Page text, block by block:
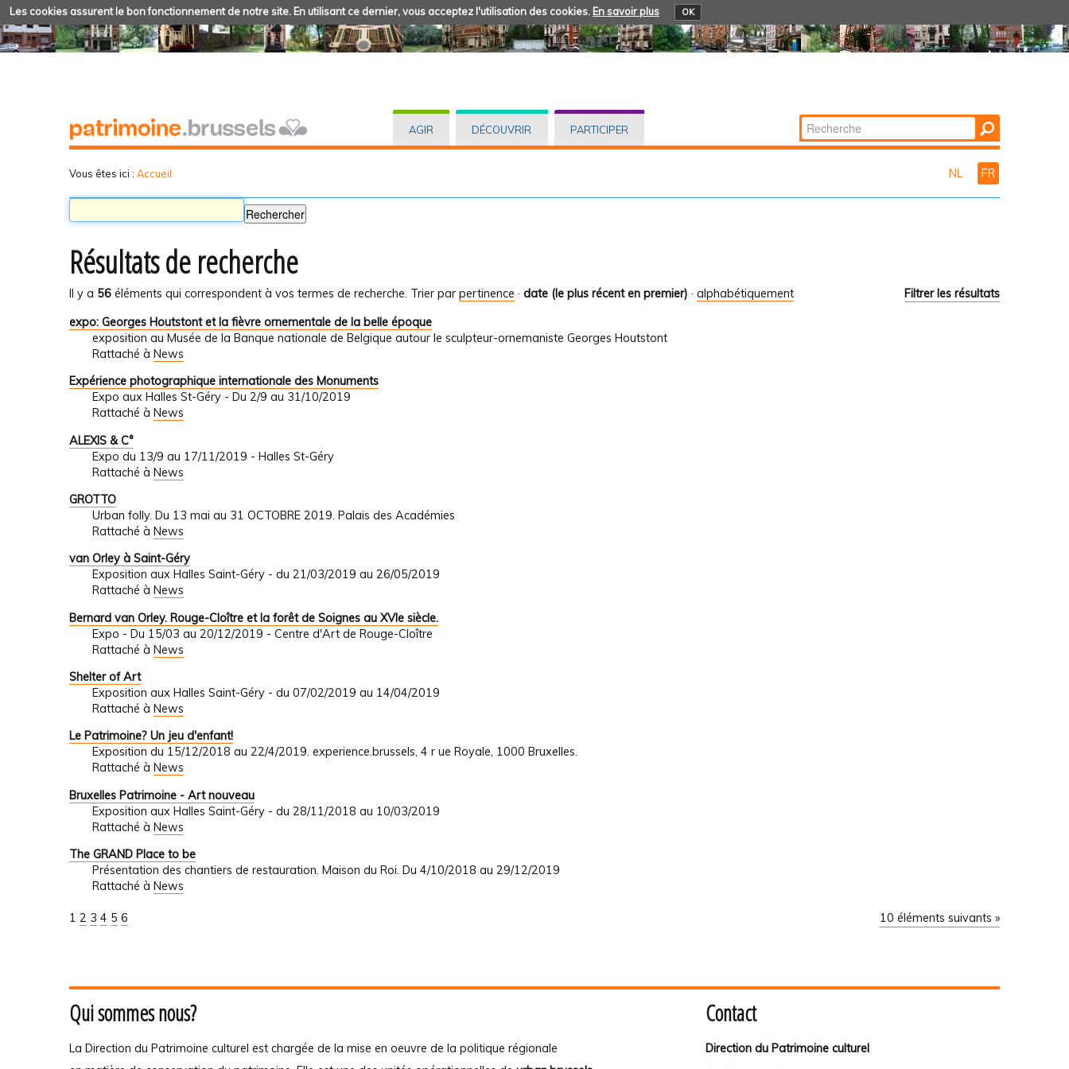
Les cookies assurent le bon fonctionnement de notre site. En utilisant ce dernier, vous acceptez l'utilisation des cookies. En savoir plus OK
AGIR DÉCOUVRIR PARTICIPER Chercher par
Recherche
Vous êtes ici : Accueil NL FR
Résultats de recherche
Il y a 56 éléments qui correspondent à vos termes de recherche. Filtrer les résultats
Trier par pertinence · date (le plus récent en premier) · alphabétiquement
expo: Georges Houtstont et la fièvre ornementale de la belle époque
exposition au Musée de la Banque nationale de Belgique autour le sculpteur-ornemaniste Georges Houtstont
Rattaché à News
Expérience photographique internationale des Monuments
Expo aux Halles St-Géry - Du 2/9 au 31/10/2019
Rattaché à News
ALEXIS & C°
Expo du 13/9 au 17/11/2019 - Halles St-Géry
Rattaché à News
GROTTO
Urban folly. Du 13 mai au 31 OCTOBRE 2019. Palais des Académies
Rattaché à News
van Orley à Saint-Géry
Exposition aux Halles Saint-Géry - du 21/03/2019 au 26/05/2019
Rattaché à News
Bernard van Orley. Rouge-Cloître et la forêt de Soignes au XVIe siècle.
Expo - Du 15/03 au 20/12/2019 - Centre d'Art de Rouge-Cloître
Rattaché à News
Shelter of Art
Exposition aux Halles Saint-Géry - du 07/02/2019 au 14/04/2019
Rattaché à News
Le Patrimoine? Un jeu d'enfant!
Exposition du 15/12/2018 au 22/4/2019. experience.brussels, 4 r ue Royale, 1000 Bruxelles.
Rattaché à News
Bruxelles Patrimoine - Art nouveau
Exposition aux Halles Saint-Géry - du 28/11/2018 au 10/03/2019
Rattaché à News
The GRAND Place to be
Présentation des chantiers de restauration. Maison du Roi. Du 4/10/2018 au 29/12/2019
Rattaché à News
10 éléments suivants »
1 2 3 4 5 6
Qui sommes nous?
La Direction du Patrimoine culturel est chargée de la mise en oeuvre de la politique régionale
Contact
Direction du Patrimoine culturel